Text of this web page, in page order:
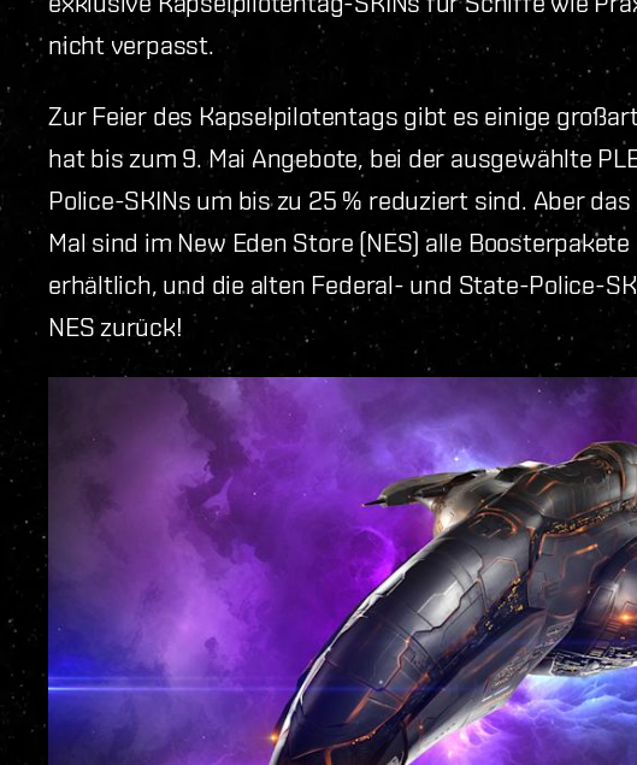
nicht verpasst.
Zur Feier des Kapselpilotentags gibt es einige
hat bis zum 9. Mai Angebote, bei der ausgewählte
Police-SKINs um bis zu 25 % reduziert sind. Aber
Mal sind im New Eden Store (NES) alle
erhältlich, und die alten Federal- und State-Police-
NES zurück!